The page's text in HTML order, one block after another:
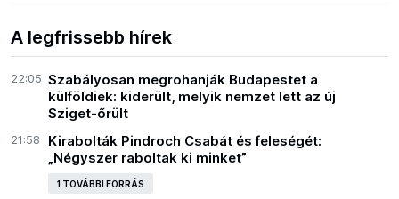
A legfrissebb hírek
22:05 Szabályosan megrohanják Budapestet a
külföldiek: kiderült, melyik nemzet lett az új
Sziget-őrült
21:58
Kirabolták Pindroch Csabát és feleségét:
„Négyszer raboltak ki minket”
1 TOVÁBBI FORRÁS